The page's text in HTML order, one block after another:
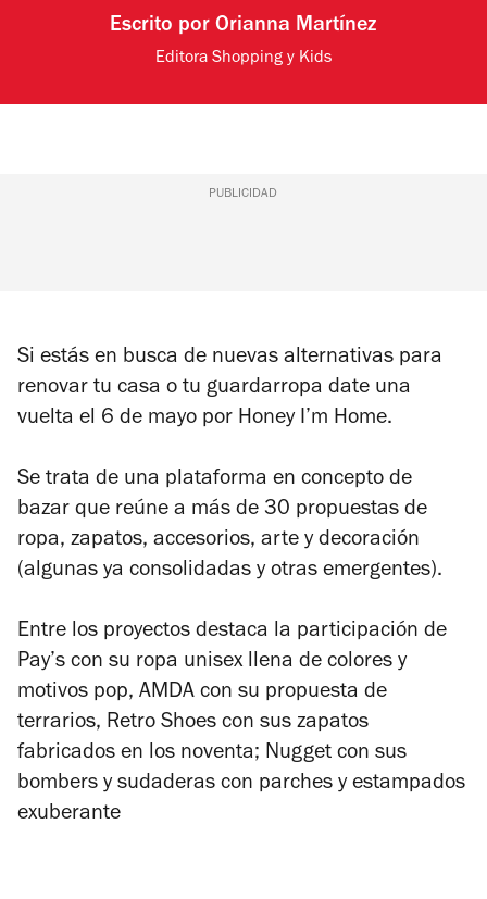
Escrito porOrianna Martínez
Editora Shopping y Kids
PUBLICIDAD
Si estás en busca de nuevas alternativas para
renovar tu casa o tu guardarropa date una
vuelta el 6 de mayo por Honey I’m Home.
Se trata de una plataforma en concepto de
bazar que reúne a más de 30 propuestas de
ropa, zapatos, accesorios, arte y decoración
(algunas ya consolidadas y otras emergentes).
Entre los proyectos destaca la participación de
Pay’s con su ropa unisex llena de colores y
motivos pop, AMDA con su propuesta de
terrarios, Retro Shoes con sus zapatos
fabricados en los noventa; Nugget con sus
bombers y sudaderas con parches y estampados
exuberante